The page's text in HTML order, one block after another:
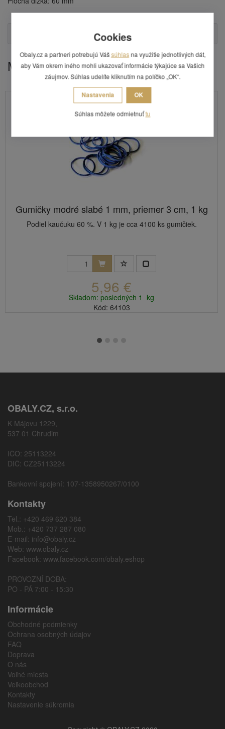
Mohlo by Vás zaujímať
Gumičky modré slabé 1 mm, priemer 3 cm, 1 kg
Podiel kaučuku 60 %. V 1 kg je cca 4100 ks gumičiek.
5,96 €
Skladom: posledných 1 kg
Kód: 64103
OBALY.CZ, s.r.o.
K Májovu 1229,
537 01 Chrudim
IČO: 25113224
DIČ: CZ25113224
Bankovní spojení: 107-1358950267/0100
Kontakty
Tel.: +420 469 620 384
Mob.: +420 737 287 080
E-mail: info@obaly.cz
Web: www.obaly.cz
Facebook: www.facebook.com/obaly.eshop
PROVOZNÍ DOBA:
PO - PÁ 7:00 - 15:30
Informácie
Obchodné podmienky
Ochrana osobných údajov
FAQ
Doprava
O nás
Voľné miesta
Veľkoobchod
Kontakty
Nastavenie súkromia
Cookies
Obaly.cz a partneri potrebujú Vášsúhlas na využitie jednotlivých dát,
aby Vám okrem iného mohli ukazovať informácie týkajúce sa Vašich
záujmov. Súhlas udelíte kliknutím na políčko „OK“.
Nastavenia OK
Súhlas môžete odmietnuťtu